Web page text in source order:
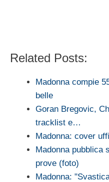
Related Posts:
Madonna compie
belle
Goran Bregovic,
tracklist e…
Madonna: cover
Madonna pubblica
prove (foto)
Madonna: